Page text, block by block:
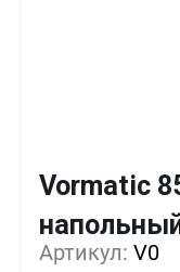
Vormatic
Артикул: V0
1+ 0%